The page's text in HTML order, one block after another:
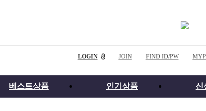
LOGIN JOIN FIND ID/PW
베스트상품 인기상품 신